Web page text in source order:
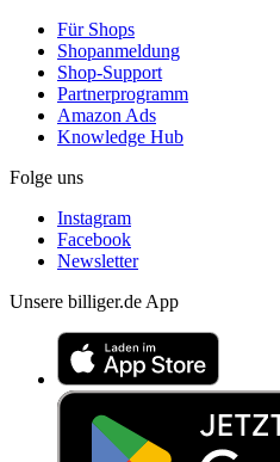
Für Shops
Shopanmeldung
Shop-Support
Partnerprogramm
Amazon Ads
Knowledge Hub
Folge uns
Instagram
Facebook
Newsletter
Unsere billiger.de App